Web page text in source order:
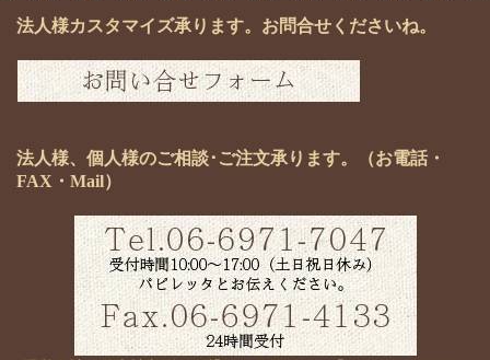
法人様カスタマイズ承ります。お問合せくださいね。
法人様、個人様のご相談･ご注文承ります。（お電話・
FAX・Mail）